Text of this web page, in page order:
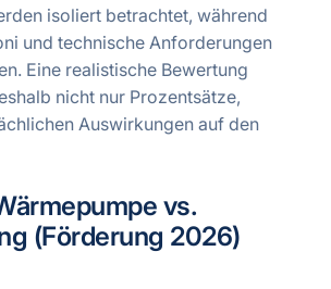
isoliert betrachtet, während
und technische Anforderungen
Eine realistische Bewertung
nicht nur Prozentsätze,
Auswirkungen auf den
vs.
(Förderung 2026)